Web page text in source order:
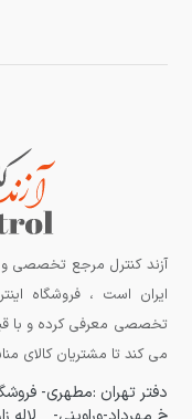
آزند کنترل مرجع تخصصی
ایران است ، فروشگاه
تخصصی معرفی کرده و با
می کند تا مشتریان کالای
دفتر تهران :مطهری-